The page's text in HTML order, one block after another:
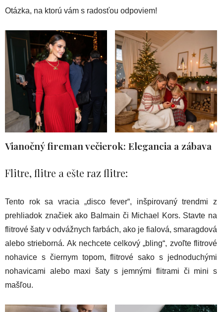
Otázka, na ktorú vám s radosťou odpoviem!
Vianočný fireman večierok: Elegancia a zábava
Flitre, flitre a ešte raz flitre:
Tento rok sa vracia „disco fever“, inšpirovaný trendmi z
prehliadok značiek ako Balmain či Michael Kors. Stavte na
flitrové šaty v odvážnych farbách, ako je fialová, smaragdová
alebo strieborná. Ak nechcete celkový „bling“, zvoľte flitrové
nohavice s čiernym topom, flitrové sako s jednoduchými
nohavicami alebo maxi šaty s jemnými flitrami či mini s
mašľou.